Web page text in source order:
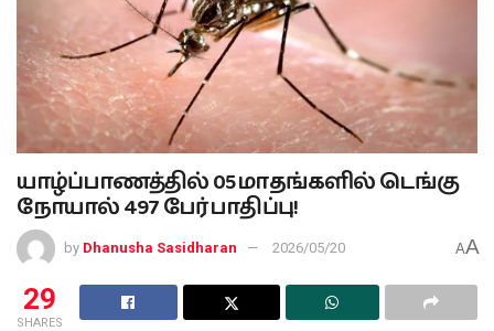
யாழ்ப்பாணத்தில் 05 மாதங்களில் டெங்கு
நோயால் 497 பேர் பாதிப்பு!
by Dhanusha Sasidharan 2026/05/20 AA
29
SHARES